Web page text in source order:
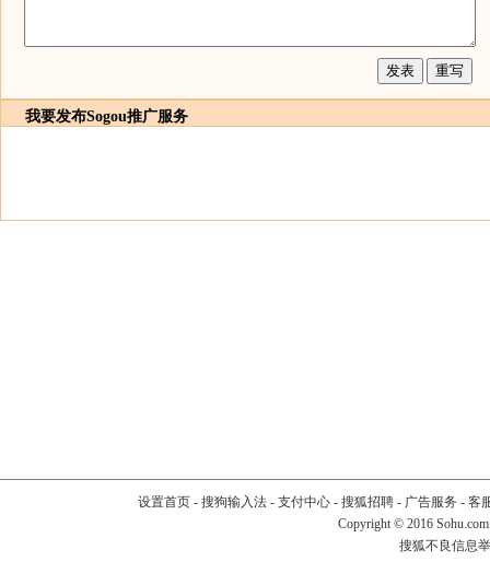
我要发布Sogou推广服务
设置首页- 搜狗输入法- 支付中心- 搜狐招聘- 广告服务 - 客
Copyright © 2016
搜狐不良信息